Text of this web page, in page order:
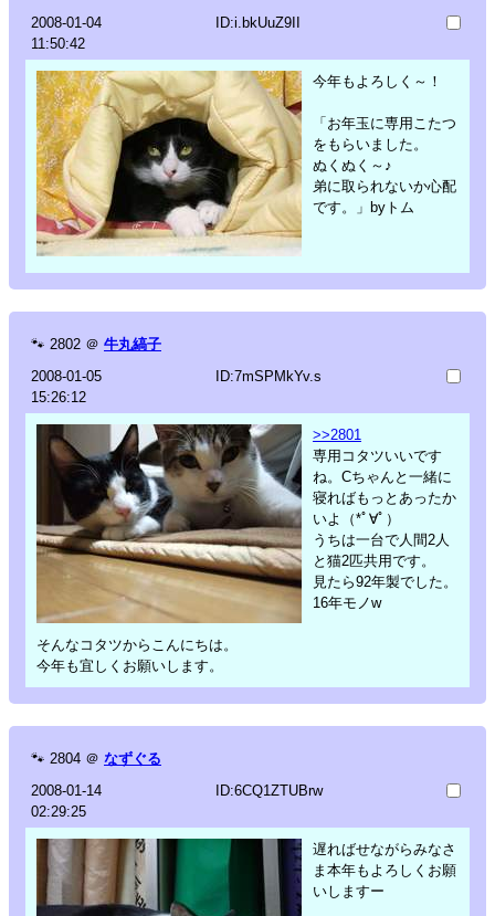
2008-01-04
11:50:42
ID:i.bkUuZ9II
今年もよろしく～！
「お年玉に専用こたつ
をもらいました。
ぬくぬく～♪
弟に取られないか心配
です。」byトム
🐾 2802 ＠ 牛丸縞子
2008-01-05
15:26:12
ID:7mSPMkYv.s
>>2801
専用コタツいいです
ね。Cちゃんと一緒に
寝ればもっとあったか
いよ（*ﾟ∀ﾟ）
うちは一台で人間2人
と猫2匹共用です。
見たら92年製でした。
16年モノw
そんなコタツからこんにちは。
今年も宜しくお願いします。
🐾 2804 ＠ なずぐる
2008-01-14
02:29:25
ID:6CQ1ZTUBrw
遅ればせながらみなさ
ま本年もよろしくお願
いしますー